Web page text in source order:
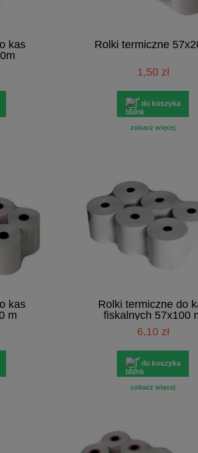
kas
Rolki termiczne
1,50 zł
do koszyka
zobacz więcej
kas
m
Rolki termiczne do
fiskalnych 57x100
6,10 zł
do koszyka
zobacz więcej